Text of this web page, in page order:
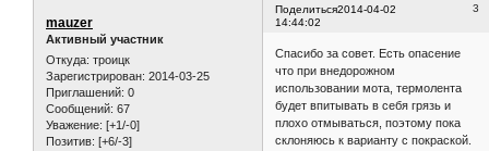
Поделиться 3
2014-04-02
14:44:02
mauzer
Активный участник
Откуда: троицк
Зарегистрирован: 2014-03-25
Приглашений: 0
Сообщений: 67
Уважение: [+1/-0]
Позитив: [+6/-3]
Спасибо за совет. Есть опасение
что при внедорожном
использовании мота, термолента
будет впитывать в себя грязь и
плохо отмываться, поэтому пока
склоняюсь к варианту с покраской.